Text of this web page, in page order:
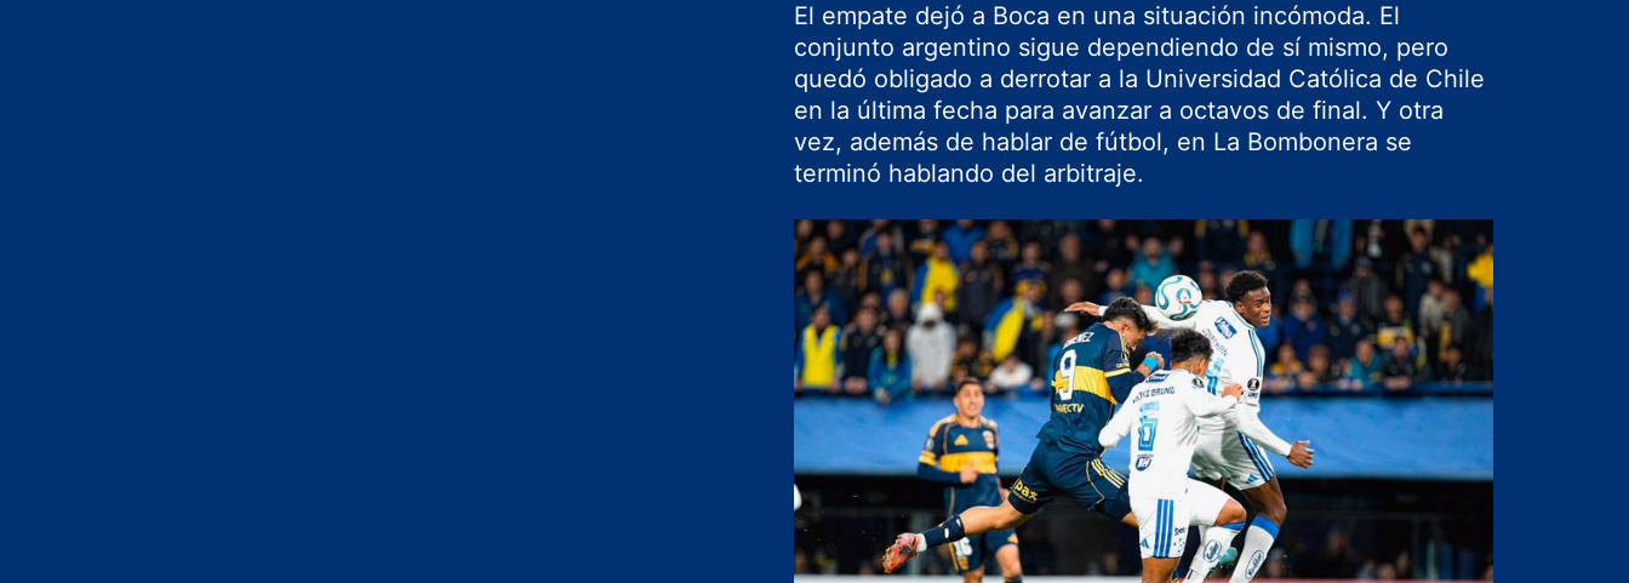
El empate dejó a Boca en una situación incómoda. El
conjunto argentino sigue dependiendo de sí mismo, pero
quedó obligado a derrotar a la Universidad Católica de Chile
en la última fecha para avanzar a octavos de final. Y otra
vez, además de hablar de fútbol, en La Bombonera se
terminó hablando del arbitraje.